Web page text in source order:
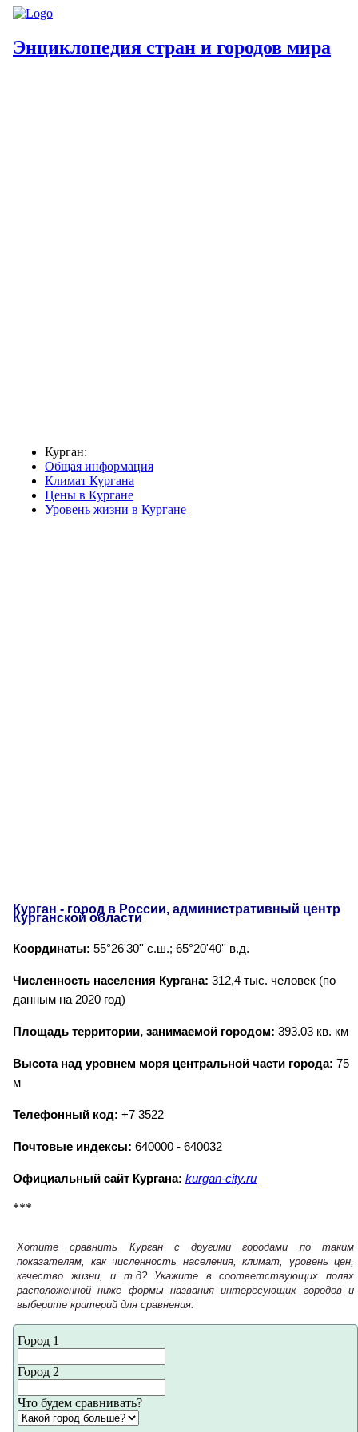
Энциклопедия стран и городов мира
Курган:
Общая информация
Климат Кургана
Цены в Кургане
Уровень жизни в Кургане
Курган - город в России, административный центр
Курганской области
Координаты: 55°26'30'' с.ш.; 65°20'40'' в.д.
Численность населения Кургана: 312,4 тыс. человек (по
данным на 2020 год)
Площадь территории, занимаемой городом: 393.03 кв. км
Высота над уровнем моря центральной части города: 75
м
Телефонный код: +7 3522
Почтовые индексы: 640000 - 640032
Официальный сайт Кургана: kurgan-city.ru
***
Хотите сравнить Курган с другими городами по таким
показателям, как численность населения, климат, уровень цен,
качество жизни, и т.д? Укажите в соответствующих полях
расположенной ниже формы названия интересующих городов и
выберите критерий для сравнения:
Город 1
Город 2
Что будем сравнивать?